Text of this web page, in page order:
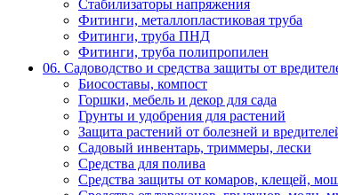
Стабилизаторы напряжения
Фитинги, металлопластиковая труба
Фитинги, труба ПНД
Фитинги, труба полипропилен
06. Садоводство и средства защиты от
Биосоставы, компост
Горшки, мебель и декор для сада
Грунты и удобрения для растений
Защита растений от болезней и
Садовый инвентарь, триммеры, лески
Средства для полива
Средства защиты от комаров, клещей,